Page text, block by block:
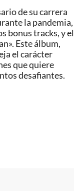
de su carrera
la pandemia,
bonus tracks, y el
Este álbum,
el carácter
que quiere
desafiantes.